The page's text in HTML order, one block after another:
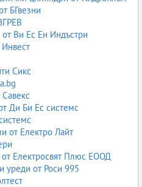
в България
Загора
Търново
БГвезни
от Ви Ес Ен Индъстри
Сикс
Ди Би Ес системс
от Електро Лайт
от Електросвят Плюс ЕООД
уреди от Роси 995